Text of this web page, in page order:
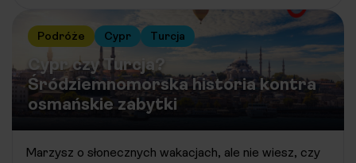
Podróże Cypr Turcja
Cypr czy Turcja?
Śródziemnomorska historia kontra
osmańskie zabytki
Marzysz o słonecznych wakacjach, ale nie wiesz, czy